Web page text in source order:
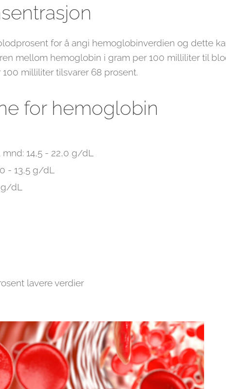
for å angi hemoglobinverdien og dette
mellom hemoglobin i gram per 100 milliliter til
milliliter tilsvarer 68 prosent.
for hemoglobin
14,5 - 22,0 g/dL
- 13,5 g/dL
dL
lavere verdier